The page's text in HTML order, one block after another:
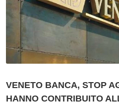
VENETO BANCA, STOP
HANNO CONTRIBUITO